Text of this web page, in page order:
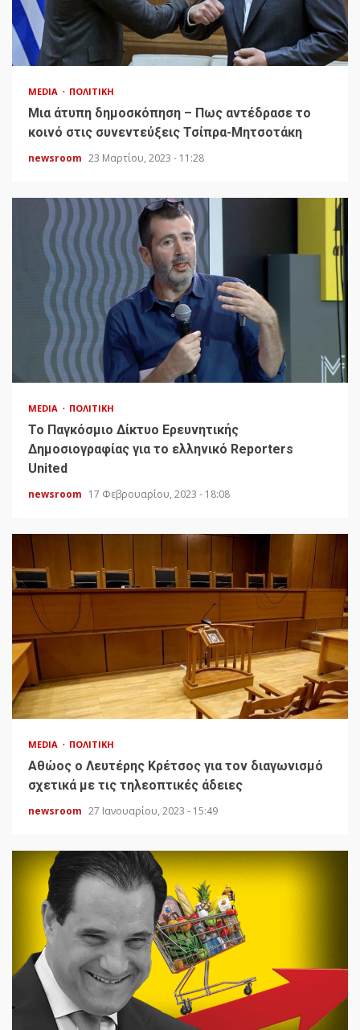
MEDIA ΠΟΛΙΤΙΚΉ
Μια άτυπη δημοσκόπηση – Πως αντέδρασε το
κοινό στις συνεντεύξεις Τσίπρα-Μητσοτάκη
newsroom 23 Μαρτίου, 2023 - 11:28
MEDIA ΠΟΛΙΤΙΚΉ
To Παγκόσμιο Δίκτυο Ερευνητικής
Δημοσιογραφίας για το ελληνικό Reporters
United
newsroom 17 Φεβρουαρίου, 2023 - 18:08
MEDIA ΠΟΛΙΤΙΚΉ
Αθώος ο Λευτέρης Κρέτσος για τον διαγωνισμό
σχετικά με τις τηλεοπτικές άδειες
newsroom 27 Ιανουαρίου, 2023 - 15:49